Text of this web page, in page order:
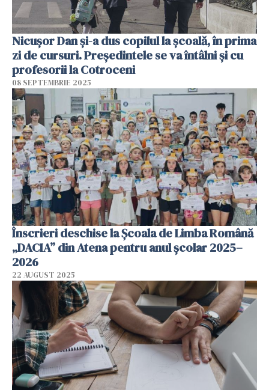
Nicușor Dan și-a dus copilul la școală, în prima
zi de cursuri. Președintele se va întâlni și cu
profesorii la Cotroceni
08 SEPTEMBRIE 2025
Înscrieri deschise la Școala de Limba Română
„DACIA” din Atena pentru anul școlar 2025–
2026
22 AUGUST 2025